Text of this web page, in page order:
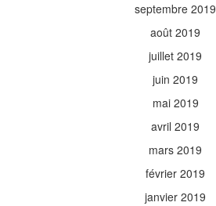
septembre 2019
août 2019
juillet 2019
juin 2019
mai 2019
avril 2019
mars 2019
février 2019
janvier 2019